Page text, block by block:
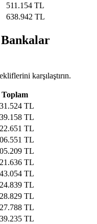
511.154 TL
638.942 TL
Bankalar
karşılaştırın.
Toplam
TL
TL
TL
TL
TL
TL
TL
TL
TL
TL
TL